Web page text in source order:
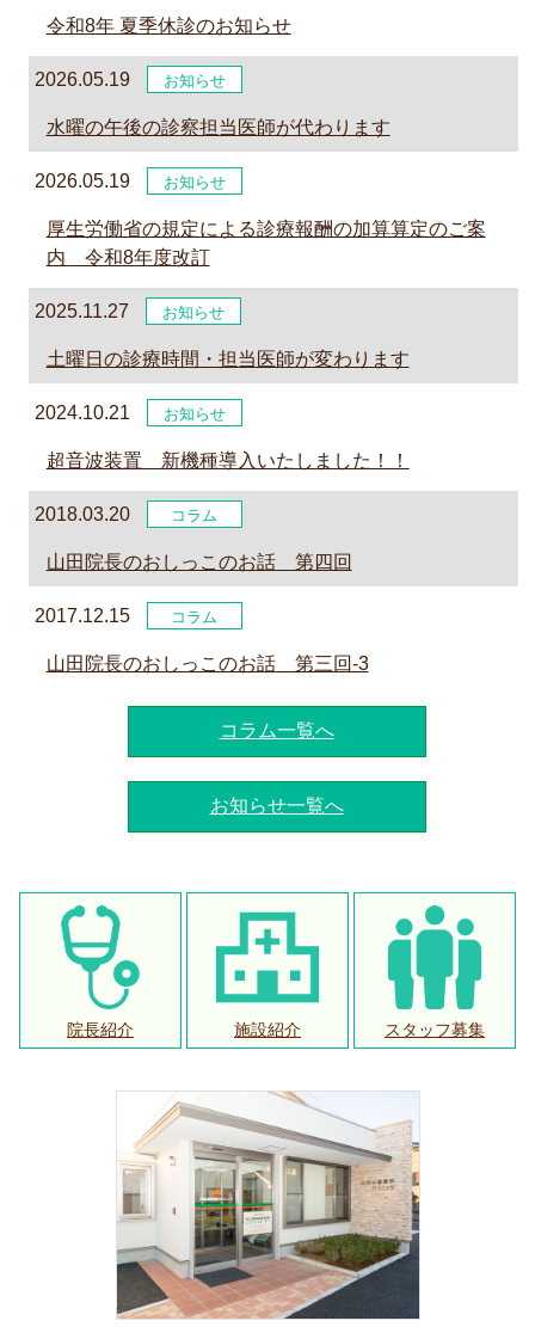
令和8年 夏季休診のお知らせ
2026.05.19 お知らせ
水曜の午後の診察担当医師が代わります
2026.05.19 お知らせ
厚生労働省の規定による診療報酬の加算算定のご案
内 令和8年度改訂
2025.11.27 お知らせ
土曜日の診療時間・担当医師が変わります
2024.10.21 お知らせ
超音波装置 新機種導入いたしました！！
2018.03.20 コラム
山田院長のおしっこのお話 第四回
2017.12.15 コラム
山田院長のおしっこのお話 第三回-3
コラム一覧へ
お知らせ一覧へ
院長紹介 施設紹介 スタッフ募集